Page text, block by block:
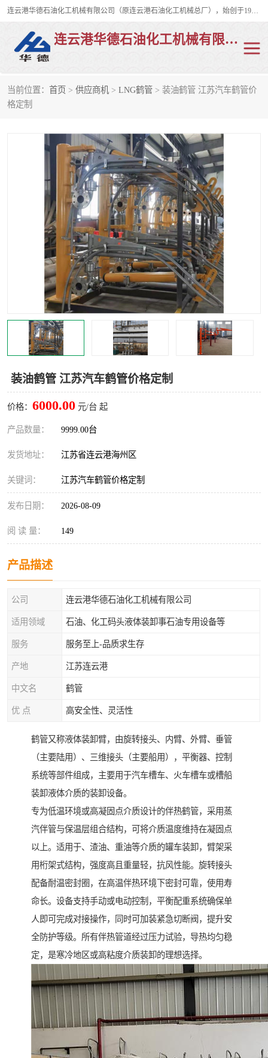
连云港华德石油化工机械有限公司（原连云港石油化工机械总厂），始创于1982年，是从事码头船用流体装卸臂、陆用流体装卸臂（鹤管）、活动梯、钢构平台、定量装车系统等全系列流体装卸设备的设计、制造、销售以及服务的专业供应商。
连云港华德石油化工机械有限公司
当前位置： 首页 > 供应商机 > LNG鹤管 > 装油鹤管 江苏汽车鹤管价
格定制
装油鹤管 江苏汽车鹤管价格定制
价格： 6000.00 元/台 起
产品数量： 9999.00台
发货地址： 江苏省连云港海州区
关键词： 江苏汽车鹤管价格定制
发布日期： 2026-08-09
阅 读 量： 149
产品描述
公司 连云港华德石油化工机械有限公司
适用领域 石油、化工码头液体装卸事石油专用设备等
服务 服务至上-品质求生存
产地 江苏连云港
中文名 鹤管
优 点 高安全性、灵活性
鹤管又称液体装卸臂，由旋转接头、内臂、外臂、垂管
（主要陆用）、三维接头（主要船用），平衡器、控制
系统等部件组成，主要用于汽车槽车、火车槽车或槽船
装卸液体介质的装卸设备。
专为低温环境或高凝固点介质设计的伴热鹤管，采用蒸
汽伴管与保温层组合结构，可将介质温度维持在凝固点
以上。适用于、渣油、重油等介质的罐车装卸，臂架采
用桁架式结构，强度高且重量轻，抗风性能。旋转接头
配备耐温密封圈，在高温伴热环境下密封可靠，使用寿
命长。设备支持手动或电动控制，平衡配重系统确保单
人即可完成对接操作，同时可加装紧急切断阀，提升安
全防护等级。所有伴热管道经过压力试验，导热均匀稳
定，是寒冷地区或高粘度介质装卸的理想选择。
陆用流体装卸臂
液氨鹤管 液氯鹤管
活动梯
平台栈桥 卸车鹤管
装车鹤管 输油臂
紧急脱离干式接头 火车鹤管
汽车鹤管 顶部鹤管
底部鹤管 低温鹤管
浮动出油装置 鹤管